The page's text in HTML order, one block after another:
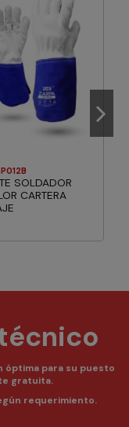
SOLDADOR
CARTERA
óptima para su puesto
gratuita.
requerimiento.